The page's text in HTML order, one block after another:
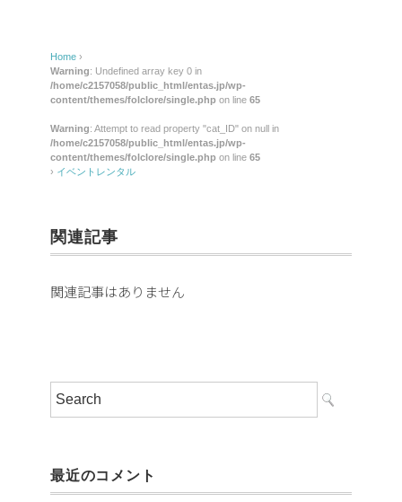
Home ›
Warning: Undefined array key 0 in
/home/c2157058/public_html/entas.jp/wp-
content/themes/folclore/single.php on line 65
Warning: Attempt to read property "cat_ID" on null in
/home/c2157058/public_html/entas.jp/wp-
content/themes/folclore/single.php on line 65
› イベントレンタル
関連記事
関連記事はありません
最近のコメント